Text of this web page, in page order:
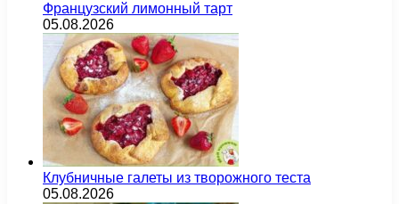
Французский лимонный тарт
05.08.2026
Клубничные галеты из творожного теста
05.08.2026